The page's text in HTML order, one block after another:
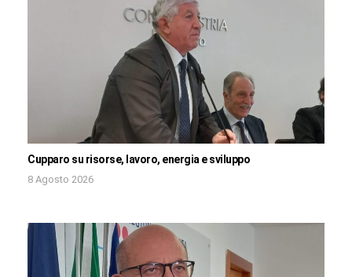
Cupparo su risorse, lavoro, energia e sviluppo
8 Agosto 2026